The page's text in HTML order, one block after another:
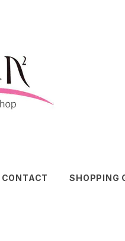
CONTACT SHOPPING